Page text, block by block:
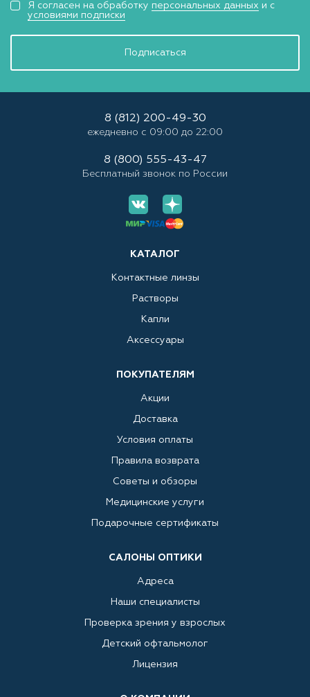
Подписаться
Я согласен на обработку персональных данных и с
условиями подписки
КАТАЛОГ
Контактные линзы
Растворы
Капли
Аксессуары
ПОКУПАТЕЛЯМ
Акции
Доставка
Условия оплаты
Правила возврата
Советы и обзоры
Медицинские услуги
Подарочные сертификаты
САЛОНЫ ОПТИКИ
Адреса
Наши специалисты
Проверка зрения у взрослых
Детский офтальмолог
Лицензия
8 (812) 200-49-30
ежедневно с 09:00 до 22:00
8 (800) 555-43-47
Бесплатный звонок по России